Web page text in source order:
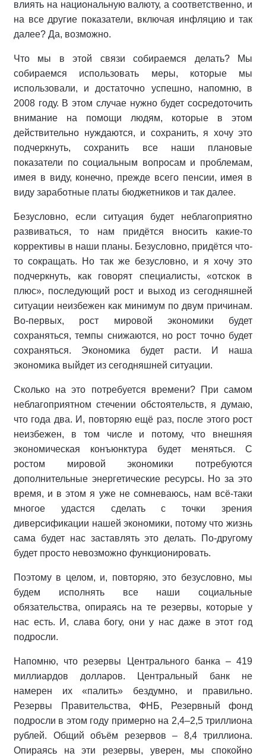
влиять на национальную валюту, а соответственно, и
на все другие показатели, включая инфляцию и так
далее? Да, возможно.
Что мы в этой связи собираемся делать? Мы
собираемся использовать меры, которые мы
использовали, и достаточно успешно, напомню, в
2008 году. В этом случае нужно будет сосредоточить
внимание на помощи людям, которые в этом
действительно нуждаются, и сохранить, я хочу это
подчеркнуть, сохранить все наши плановые
показатели по социальным вопросам и проблемам,
имея в виду, конечно, прежде всего пенсии, имея в
виду заработные платы бюджетников и так далее.
Безусловно, если ситуация будет неблагоприятно
развиваться, то нам придётся вносить какие-то
коррективы в наши планы. Безусловно, придётся что-
то сокращать. Но так же безусловно, и я хочу это
подчеркнуть, как говорят специалисты, «отскок в
плюс», последующий рост и выход из сегодняшней
ситуации неизбежен как минимум по двум причинам.
Во-первых, рост мировой экономики будет
сохраняться, темпы снижаются, но рост точно будет
сохраняться. Экономика будет расти. И наша
экономика выйдет из сегодняшней ситуации.
Сколько на это потребуется времени? При самом
неблагоприятном стечении обстоятельств, я думаю,
что года два. И, повторяю ещё раз, после этого рост
неизбежен, в том числе и потому, что внешняя
экономическая конъюнктура будет меняться. С
ростом мировой экономики потребуются
дополнительные энергетические ресурсы. Но за это
время, и в этом я уже не сомневаюсь, нам всё-таки
многое удастся сделать с точки зрения
диверсификации нашей экономики, потому что жизнь
сама будет нас заставлять это делать. По-другому
будет просто невозможно функционировать.
Поэтому в целом, и, повторяю, это безусловно, мы
будем исполнять все наши социальные
обязательства, опираясь на те резервы, которые у
нас есть. И, слава богу, они у нас даже в этот год
подросли.
Напомню, что резервы Центрального банка – 419
миллиардов долларов. Центральный банк не
намерен их «палить» бездумно, и правильно.
Резервы Правительства, ФНБ, Резервный фонд
подросли в этом году примерно на 2,4–2,5 триллиона
рублей. Общий объём резервов – 8,4 триллиона.
Опираясь на эти резервы, уверен, мы спокойно